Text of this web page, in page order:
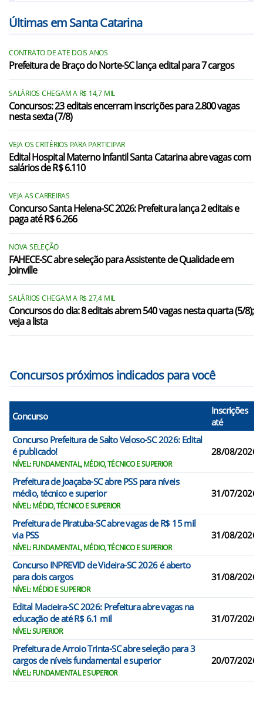
Catanduvas/SC
Concórdia/SC
Erval Velho/SC
Herval d`Oeste/SC
Ibiam/SC
Ibicaré/SC
Iomerê/SC
Ipira/SC
Ipumirim/SC
Irani/SC
Jaborá/SC
Joaçaba/SC
Lacerdópolis/SC
Últimas em Santa Catarina
CONTRATO DE ATE DOIS ANOS
Prefeitura de Braço do Norte-SC lança edital para 7 cargos
SALÁRIOS CHEGAM A R$ 14,7 MIL
Concursos: 23 editais encerram inscrições para 2.800 vagas
nesta sexta (7/8)
VEJA OS CRITÉRIOS PARA PARTICIPAR
Edital Hospital Materno Infantil Santa Catarina abre vagas com
salários de R$ 6.110
VEJA AS CARREIRAS
Concurso Santa Helena-SC 2026: Prefeitura lança 2 editais e
paga até R$ 6.266
NOVA SELEÇÃO
FAHECE-SC abre seleção para Assistente de Qualidade em
Joinville
SALÁRIOS CHEGAM A R$ 27,4 MIL
Concursos do dia: 8 editais abrem 540 vagas nesta quarta (5/8);
veja a lista
Concursos próximos indicados para você
Concurso
Inscrições
até
Concurso Prefeitura de Salto Veloso-SC 2026: Edital
é publicado!
NÍVEL: FUNDAMENTAL, MÉDIO, TÉCNICO E SUPERIOR
28/08/2026
Prefeitura de Joaçaba-SC abre PSS para níveis
médio, técnico e superior
NÍVEL: MÉDIO, TÉCNICO E SUPERIOR
31/07/2026
Prefeitura de Piratuba-SC abre vagas de R$ 15 mil
via PSS
NÍVEL: FUNDAMENTAL, MÉDIO, TÉCNICO E SUPERIOR
31/08/2026
Concurso INPREVID de Videira-SC 2026 é aberto
para dois cargos
NÍVEL: MÉDIO E SUPERIOR
31/08/2026
Edital Macieira-SC 2026: Prefeitura abre vagas na
educação de até R$ 6.1 mil
NÍVEL: SUPERIOR
31/07/2026
Prefeitura de Arroio Trinta-SC abre seleção para 3
cargos de níveis fundamental e superior
NÍVEL: FUNDAMENTAL E SUPERIOR
20/07/2026